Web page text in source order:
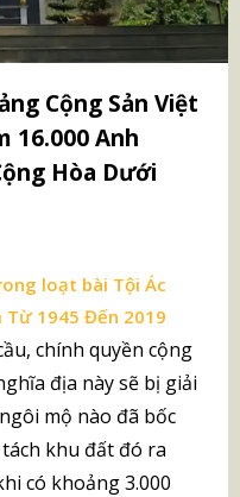
Cộng Sản Việt
16.000 Anh
Hòa Dưới
loạt bài Tội Ác
Từ 1945 Đến 2019
chính quyền cộng
địa này sẽ bị giải
mộ nào đã bốc
khu đất đó ra
có khoảng 3.000